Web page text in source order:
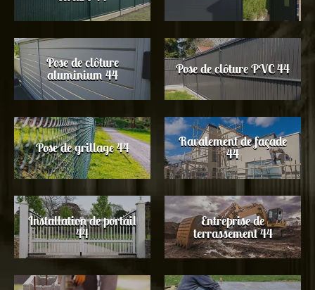
Pose de clôture
aluminium 44 Pose de clôture PVC 44
Pose de grillage 44 Ravalement de façade
44
Installation de portail
44
Entreprise de
terrassement 44